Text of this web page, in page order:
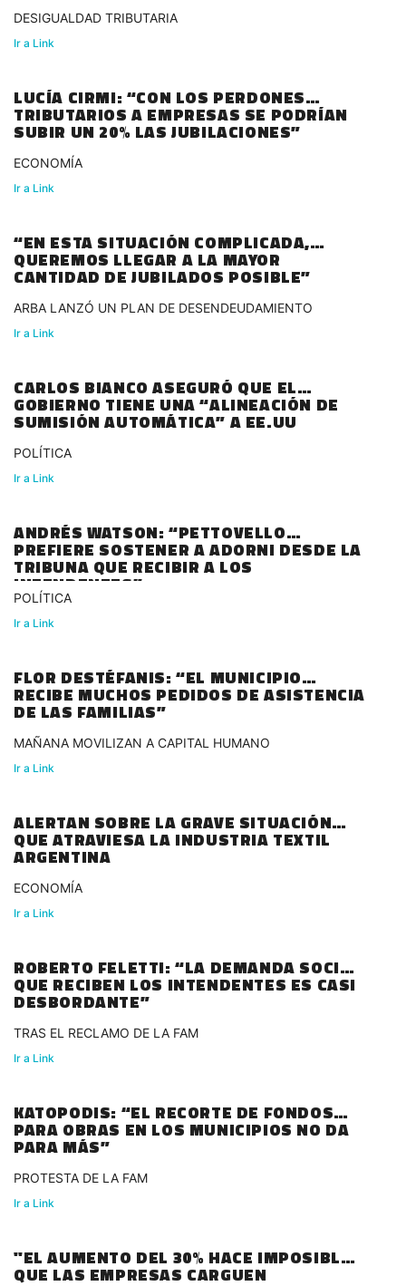
DESIGUALDAD TRIBUTARIA
Ir a Link
LUCÍA CIRMI: “CON LOS PERDONES
TRIBUTARIOS A EMPRESAS SE PODRÍAN
SUBIR UN 20% LAS JUBILACIONES”
ECONOMÍA
Ir a Link
“EN ESTA SITUACIÓN COMPLICADA,
QUEREMOS LLEGAR A LA MAYOR
CANTIDAD DE JUBILADOS POSIBLE”
ARBA LANZÓ UN PLAN DE DESENDEUDAMIENTO
Ir a Link
CARLOS BIANCO ASEGURÓ QUE EL
GOBIERNO TIENE UNA “ALINEACIÓN DE
SUMISIÓN AUTOMÁTICA” A EE.UU
POLÍTICA
Ir a Link
ANDRÉS WATSON: “PETTOVELLO
PREFIERE SOSTENER A ADORNI DESDE LA
TRIBUNA QUE RECIBIR A LOS
INTENDENTES”
POLÍTICA
Ir a Link
FLOR DESTÉFANIS: “EL MUNICIPIO
RECIBE MUCHOS PEDIDOS DE ASISTENCIA
DE LAS FAMILIAS”
MAÑANA MOVILIZAN A CAPITAL HUMANO
Ir a Link
ALERTAN SOBRE LA GRAVE SITUACIÓN
QUE ATRAVIESA LA INDUSTRIA TEXTIL
ARGENTINA
ECONOMÍA
Ir a Link
ROBERTO FELETTI: “LA DEMANDA SOCIAL
QUE RECIBEN LOS INTENDENTES ES CASI
DESBORDANTE”
TRAS EL RECLAMO DE LA FAM
Ir a Link
KATOPODIS: “EL RECORTE DE FONDOS
PARA OBRAS EN LOS MUNICIPIOS NO DA
PARA MÁS”
PROTESTA DE LA FAM
Ir a Link
"EL AUMENTO DEL 30% HACE IMPOSIBLE
QUE LAS EMPRESAS CARGUEN